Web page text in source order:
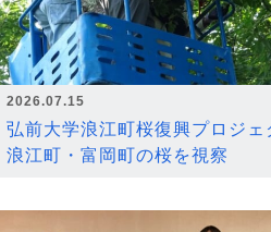
2026.07.15
弘前大学浪江町桜復興プロジ
浪江町・富岡町の桜を視察